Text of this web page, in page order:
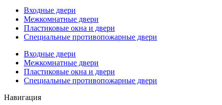
Входные двери
Межкомнатные двери
Пластиковые окна и двери
Специальные противопожарные двери
Входные двери
Межкомнатные двери
Пластиковые окна и двери
Специальные противопожарные двери
Навигация